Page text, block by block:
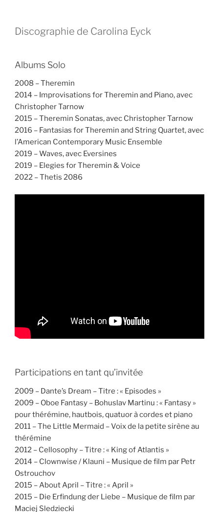
Discographie de Carolina Eyck
Albums Solo
2008 – Theremin
2014 – Improvisations for Theremin and Piano, avec
Christopher Tarnow
2015 – Theremin Sonatas, avec Christopher Tarnow
2016 – Fantasias for Theremin and String Quartet, avec
l’American Contemporary Music Ensemble
2019 – Waves, avec Eversines
2019 – Elegies for Theremin & Voice
2022 – Thetis 2086
Participations en tant qu’invitée
2009 – Dante’s Dream – Titre : « Episodes »
2009 – Oboe Fantasy – Bohuslav Martinu : « Fantasy »
pour thérémine, hautbois, quatuor à cordes et piano
2011 – The Little Mermaid – Voix de la petite sirène au
thérémine
2012 – Cellosophy – Titre : « King of Atlantis »
2014 – Clownwise / Klauni – Musique de film par Petr
Ostrouchov
2015 – About April – Titre : « April »
2015 – Die Erfindung der Liebe – Musique de film par
Maciej Sledziecki